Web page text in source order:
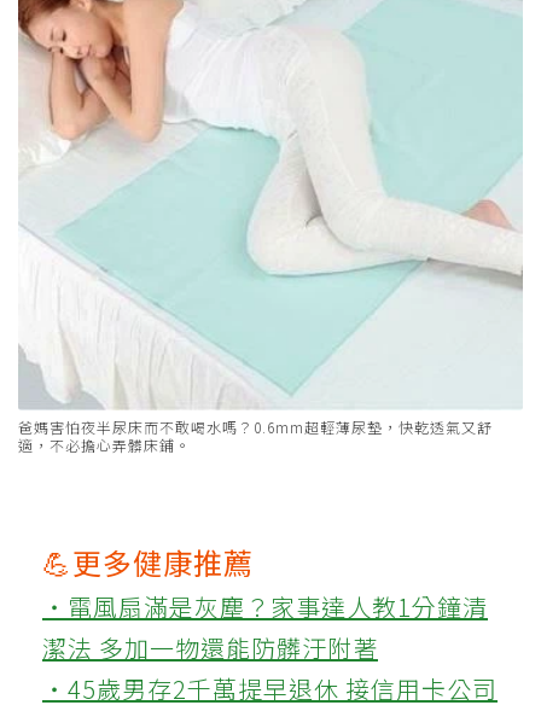
爸媽害怕夜半尿床而不敢喝水嗎？0.6mm超輕薄尿墊，快乾透氣又舒
適，不必擔心弄髒床鋪。
💪更多健康推薦
‧電風扇滿是灰塵？家事達人教1分鐘清
潔法 多加一物還能防髒汙附著
‧45歲男存2千萬提早退休 接信用卡公司